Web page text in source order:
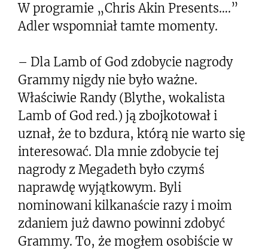
W programie „Chris Akin Presents….”
Adler wspomniał tamte momenty.
– Dla Lamb of God zdobycie nagrody
Grammy nigdy nie było ważne.
Właściwie Randy (Blythe, wokalista
Lamb of God red.) ją zbojkotował i
uznał, że to bzdura, którą nie warto się
interesować. Dla mnie zdobycie tej
nagrody z Megadeth było czymś
naprawdę wyjątkowym. Byli
nominowani kilkanaście razy i moim
zdaniem już dawno powinni zdobyć
Grammy. To, że mogłem osobiście w